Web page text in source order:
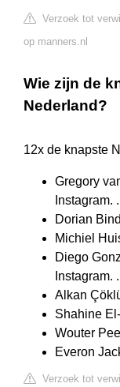
Verzoek tot
op manners.nl
Wie zijn de
Nederland?
12x de knapste
Gregory
Instagram.
Dorian
Michiel
Diego
Instagram.
Alkan
Shahine
Wouter
Everon
Verzoek tot